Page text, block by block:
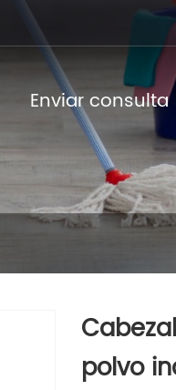
Enviar consulta
polvo